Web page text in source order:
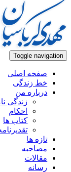
Toggle navigation
صفحه اصلی
خط زندگی
درباره من
زندگی
احکام
کتاب ها
تازه ها
مصاحبه
مقالات
رسانه